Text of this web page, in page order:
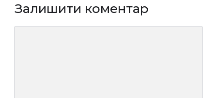
Залишити коментар